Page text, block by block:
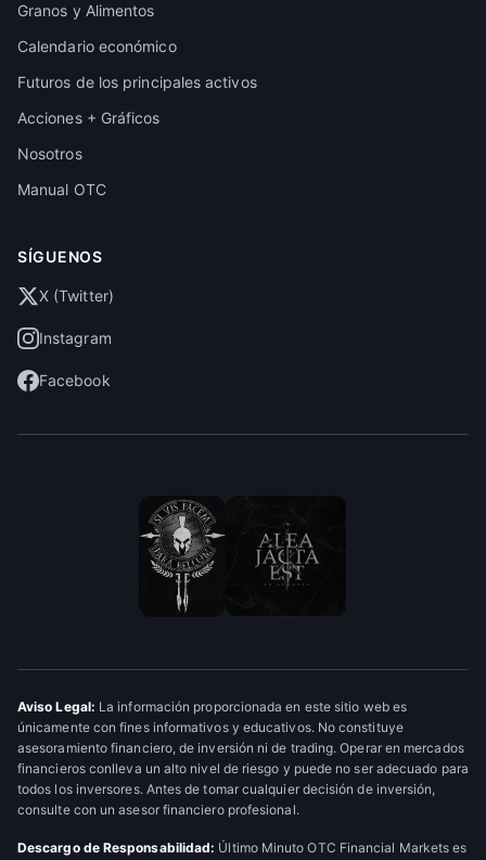
Granos y Alimentos
Calendario económico
Futuros de los principales activos
Acciones + Gráficos
Nosotros
Manual OTC
SÍGUENOS
X (Twitter)
Instagram
Facebook
Aviso Legal: La información proporcionada en este sitio web es
únicamente con fines informativos y educativos. No constituye
asesoramiento financiero, de inversión ni de trading. Operar en mercados
financieros conlleva un alto nivel de riesgo y puede no ser adecuado para
todos los inversores. Antes de tomar cualquier decisión de inversión,
consulte con un asesor financiero profesional.
Descargo de Responsabilidad: Último Minuto OTC Financial Markets es